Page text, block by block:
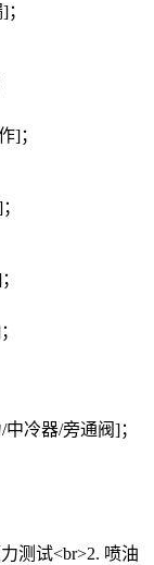
]；
冷器/旁通阀]；
测试<br>2. 喷油